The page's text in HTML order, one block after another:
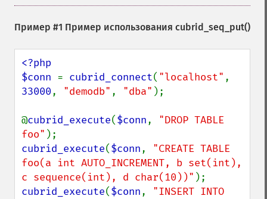
Пример #1 Пример использования cubrid_seq_put()
<?php
$conn = cubrid_connect( "localhost"
33000, "demodb" , "dba" );
@cubrid_execute($conn, "DROP TABLE
foo"
cubrid_execute($conn, "CREATE TABLE
foo(a int AUTO_INCREMENT, b set(int),
c sequence(int), d char(10))"
cubrid_execute($conn, "INSERT INTO